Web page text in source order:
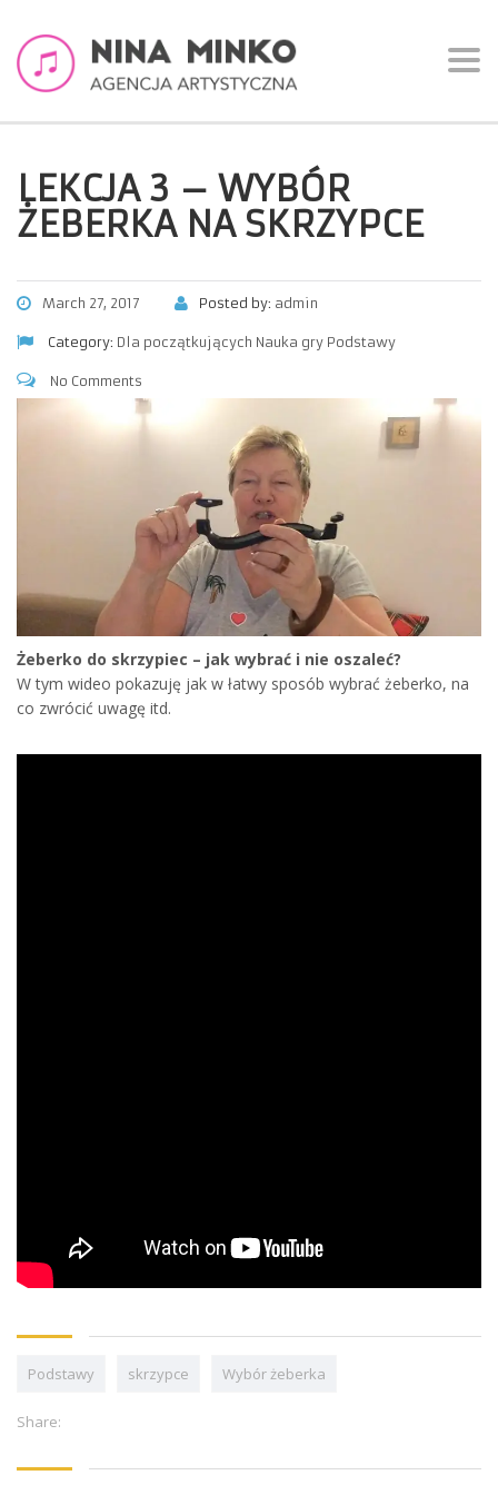
LEKCJA 3 – WYBÓR
ŻEBERKA NA SKRZYPCE
March 27, 2017 Posted by: admin
Category: Dla początkujących Nauka gry Podstawy
No Comments
Żeberko do skrzypiec – jak wybrać i nie oszaleć?
W tym wideo pokazuję jak w łatwy sposób wybrać żeberko, na
co zwrócić uwagę itd.
Podstawy skrzypce Wybór żeberka
Share: